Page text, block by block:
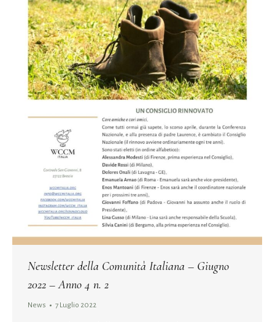
Newsletter della Comunità Italiana – Giugno
2022 – Anno 4 n. 2
News 7 Luglio 2022